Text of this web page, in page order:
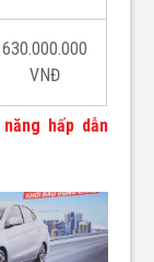
630.000.000
VNĐ
hấp dẫn